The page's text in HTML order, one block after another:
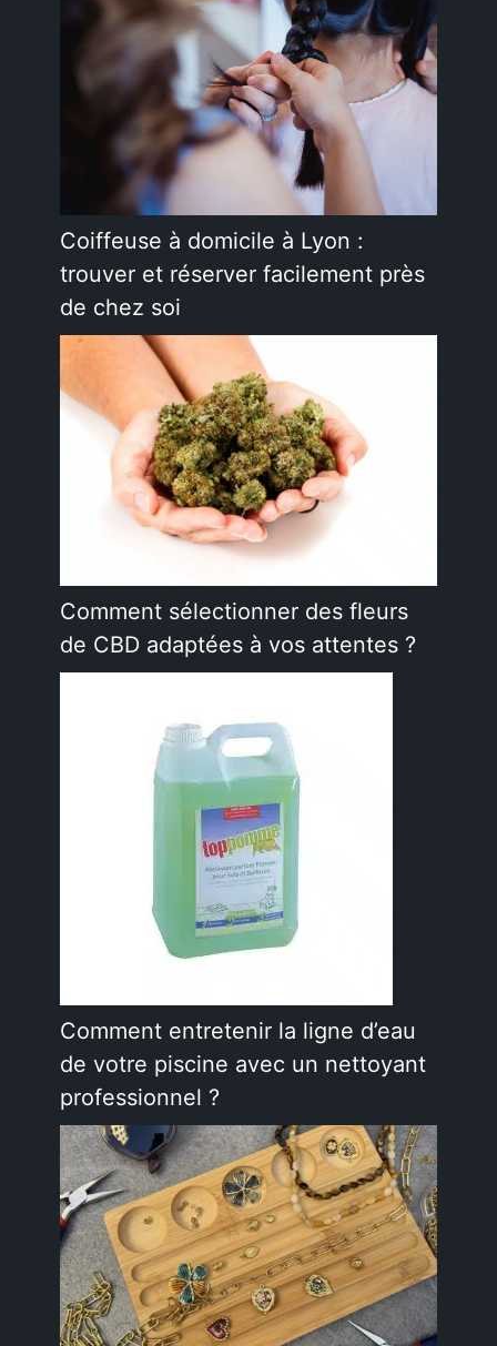
Coiffeuse à domicile à Lyon :
trouver et réserver facilement près
de chez soi
Comment sélectionner des fleurs
de CBD adaptées à vos attentes ?
Comment entretenir la ligne d’eau
de votre piscine avec un nettoyant
professionnel ?